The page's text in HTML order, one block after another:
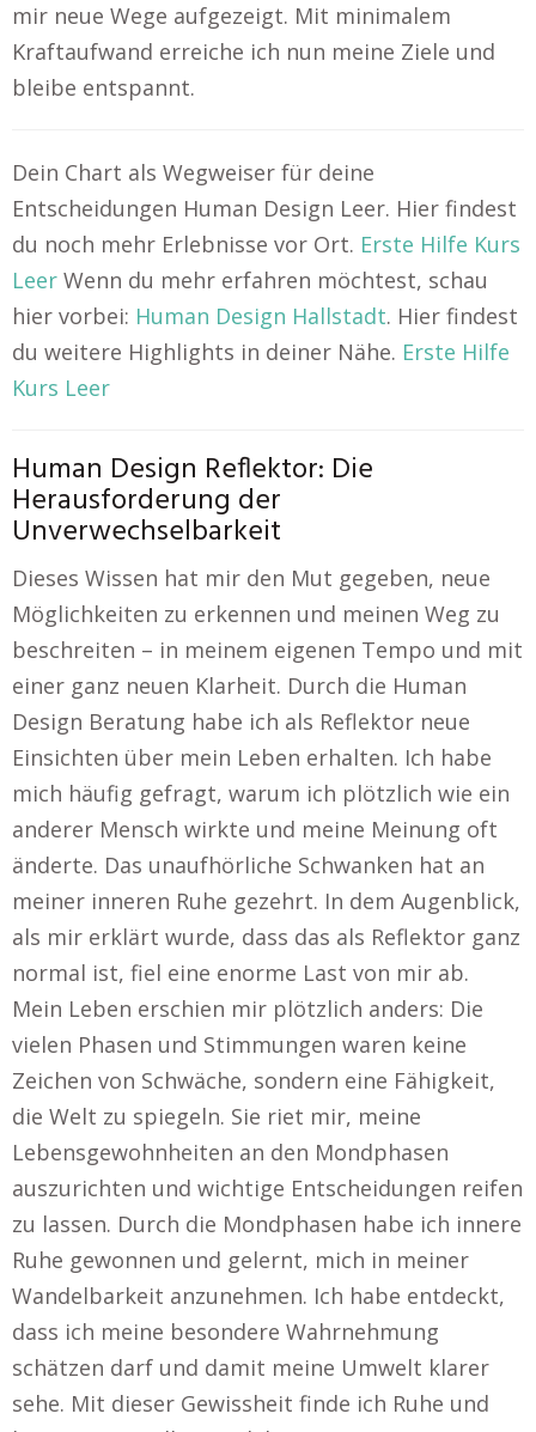
mir neue Wege aufgezeigt. Mit minimalem
Kraftaufwand erreiche ich nun meine Ziele und
bleibe entspannt.
Dein Chart als Wegweiser für deine
Entscheidungen Human Design Leer. Hier findest
du noch mehr Erlebnisse vor Ort. Erste Hilfe Kurs
Leer Wenn du mehr erfahren möchtest, schau
hier vorbei: Human Design Hallstadt. Hier findest
du weitere Highlights in deiner Nähe. Erste Hilfe
Kurs Leer
Human Design Reflektor: Die
Herausforderung der
Unverwechselbarkeit
Dieses Wissen hat mir den Mut gegeben, neue
Möglichkeiten zu erkennen und meinen Weg zu
beschreiten – in meinem eigenen Tempo und mit
einer ganz neuen Klarheit. Durch die Human
Design Beratung habe ich als Reflektor neue
Einsichten über mein Leben erhalten. Ich habe
mich häufig gefragt, warum ich plötzlich wie ein
anderer Mensch wirkte und meine Meinung oft
änderte. Das unaufhörliche Schwanken hat an
meiner inneren Ruhe gezehrt. In dem Augenblick,
als mir erklärt wurde, dass das als Reflektor ganz
normal ist, fiel eine enorme Last von mir ab.
Mein Leben erschien mir plötzlich anders: Die
vielen Phasen und Stimmungen waren keine
Zeichen von Schwäche, sondern eine Fähigkeit,
die Welt zu spiegeln. Sie riet mir, meine
Lebensgewohnheiten an den Mondphasen
auszurichten und wichtige Entscheidungen reifen
zu lassen. Durch die Mondphasen habe ich innere
Ruhe gewonnen und gelernt, mich in meiner
Wandelbarkeit anzunehmen. Ich habe entdeckt,
dass ich meine besondere Wahrnehmung
schätzen darf und damit meine Umwelt klarer
sehe. Mit dieser Gewissheit finde ich Ruhe und